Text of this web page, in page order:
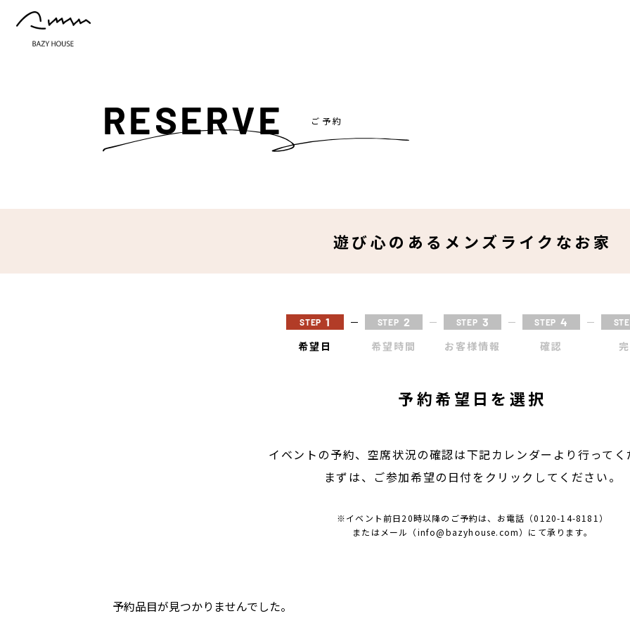
RESERVE ご予約
遊び心のあるメンズライクなお家
STEP 1
希望日
STEP 2
希望時間
STEP 3
お客様情報
STEP 4
確認
予約希望日を選択
イベントの予約、空席状況の確認は下記カレンダーより行ってく
まずは、ご参加希望の日付をクリックしてください。
※イベント前日20時以降のご予約は、 お電話 （0120-14-8181）
またはメール （info@bazyhouse.com） にて承ります。
予約品目が見つかりませんでした。